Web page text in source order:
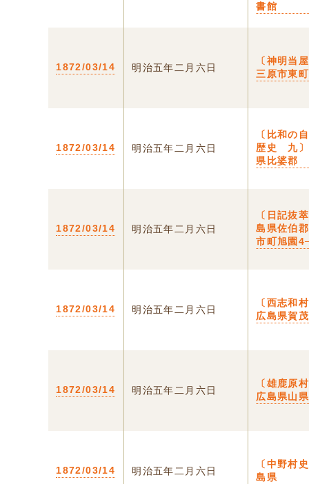
書館
1872/03/14 明治五年二月六日
〔神明当
三原市東町
1872/03/14 明治五年二月六日
〔比和の
歴史 九〕
県比婆郡
1872/03/14 明治五年二月六日
〔日記抜
島県佐伯
市町旭園
1872/03/14 明治五年二月六日
〔西志和
広島県賀
1872/03/14 明治五年二月六日
〔雄鹿原
広島県山
1872/03/14 明治五年二月六日
〔中野村
島県